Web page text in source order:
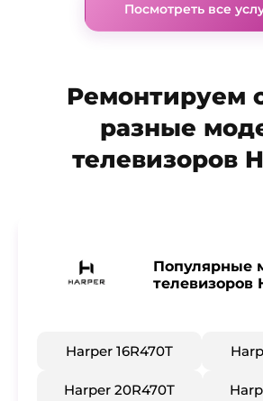
Посмотреть все
Ремонтируем
разные
телевизоров
Популярные
телевизоров
Harper 16R470T
Harper 20R470T